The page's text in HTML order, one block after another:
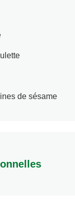
de sésame